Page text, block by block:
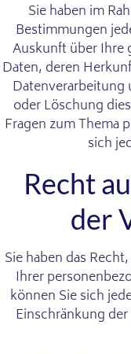
Sie haben im
Bestimmungen
Auskunft über Ihre
Daten, deren
Datenverarbeitung
oder Löschung
Fragen zum Thema
sich
Recht
der
Sie haben das
Ihrer
können Sie sich
Einschränkung